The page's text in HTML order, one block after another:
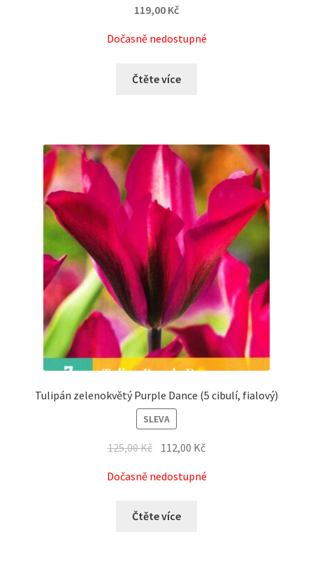
119,00 Kč
Dočasně nedostupné
Čtěte více
Tulipán zelenokvětý Purple Dance (5 cibulí, fialový)
SLEVA
125,00Kč 112,00 Kč
Dočasně nedostupné
Čtěte více